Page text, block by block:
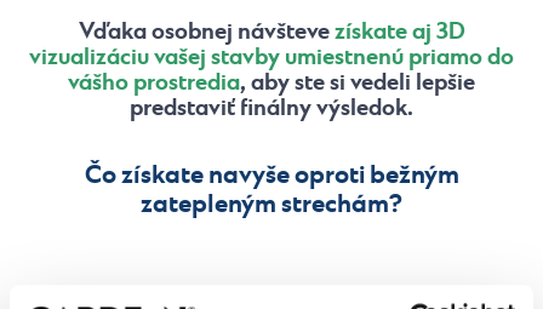
Vďaka osobnej návštevezískate aj 3D
vizualizáciu vašej stavby umiestnenú priamo do
vášho prostredia, aby ste si vedeli lepšie
predstaviť finálny výsledok.
Čo získate navyše oproti bežným
zatepleným strechám?